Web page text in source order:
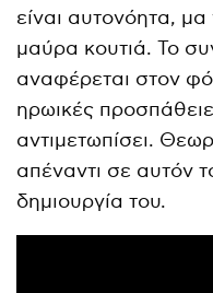
είναι αυτονόητα,
μαύρα κουτιά. Το
αναφέρεται στον
ηρωικές
αντιμετωπίσει.
απέναντι σε αυτόν
δημιουργία του.